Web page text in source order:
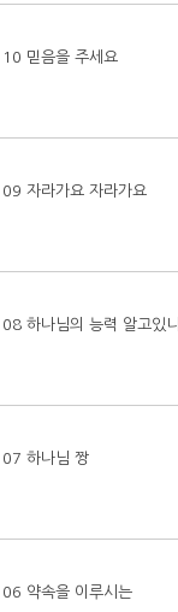
믿음을 주세요
자라가요 자라가요
하나님의 능력 알고있니
07 하나님 짱
약속을 이루시는